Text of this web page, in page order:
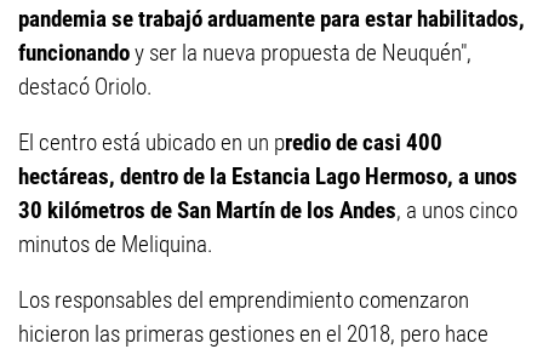
pandemia se trabajó arduamente para estar habilitados,
funcionandoy ser la nueva propuesta de Neuquén",
destacó Oriolo.
El centro está ubicado en un predio de casi 400
hectáreas, dentro de la Estancia Lago Hermoso, a unos
30 kilómetros de San Martín de los Andes, a unos cinco
minutos de Meliquina.
Los responsables del emprendimiento comenzaron
hicieron las primeras gestiones en el 2018, pero hace